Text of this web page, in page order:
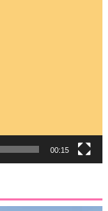
00:15